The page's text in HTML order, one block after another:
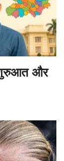
शुरुआत और